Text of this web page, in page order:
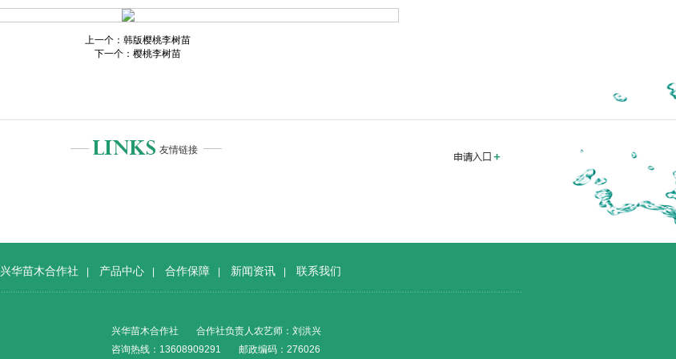
上一个：韩版樱桃李树苗
下一个：樱桃李树苗
友情链接
兴华苗木合作社 | 产品中心 | 合作保障 | 新闻资讯 | 联系我们
兴华苗木合作社
合作社负责人农艺师：刘洪兴
咨询热线：13608909291
邮政编码：276026